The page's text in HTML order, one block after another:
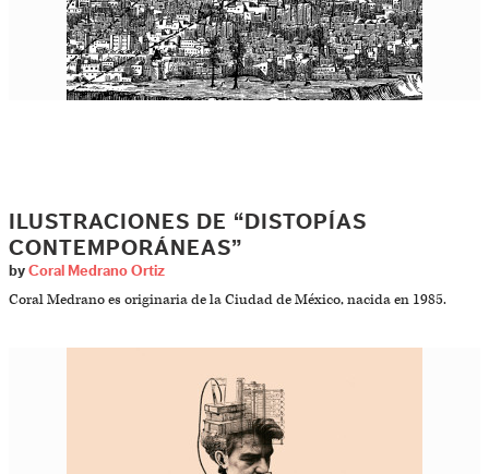
ILUSTRACIONES DE “DISTOPÍAS
CONTEMPORÁNEAS”
by Coral Medrano Ortiz
Coral Medrano es originaria de la Ciudad de México, nacida en 1985.